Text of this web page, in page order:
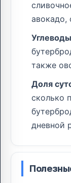
авокадо,
Углеводы
также
Доля
сколько
дневной